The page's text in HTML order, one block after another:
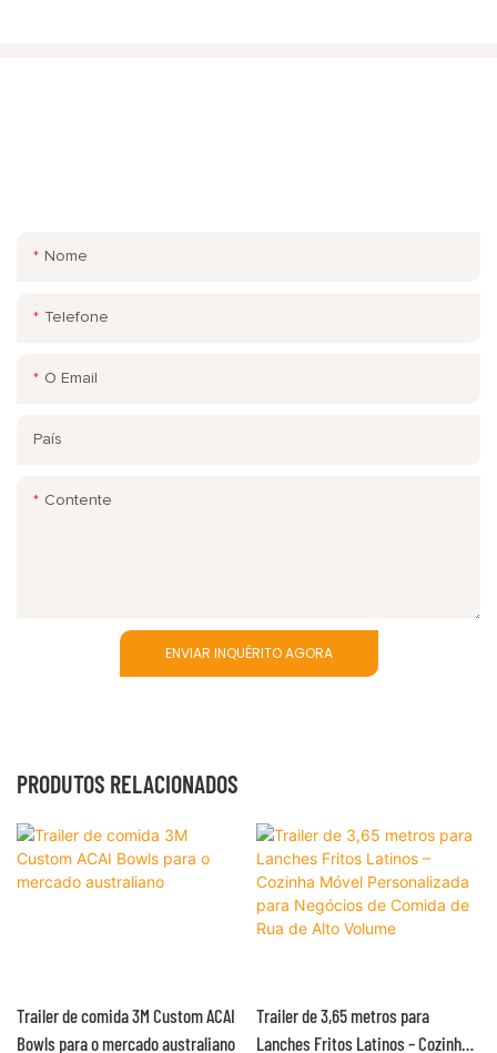
Nome
Telefone
O Email
País
Contente
ENVIAR INQUÉRITO AGORA
PRODUTOS RELACIONADOS
Trailer de comida 3M Custom ACAI
Bowls para o mercado australiano
Trailer de 3,65 metros para
Lanches Fritos Latinos – Cozinha